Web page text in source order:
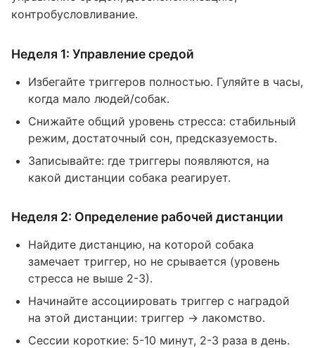
контробусловливание.
Неделя 1: Управление средой
Избегайте триггеров полностью. Гуляйте в часы,
когда мало людей/собак.
Снижайте общий уровень стресса: стабильный
режим, достаточный сон, предсказуемость.
Записывайте: где триггеры появляются, на
какой дистанции собака реагирует.
Неделя 2: Определение рабочей дистанции
Найдите дистанцию, на которой собака
замечает триггер, но не срывается (уровень
стресса не выше 2-3).
Начинайте ассоциировать триггер с наградой
на этой дистанции: триггер → лакомство.
Сессии короткие: 5-10 минут, 2-3 раза в день.